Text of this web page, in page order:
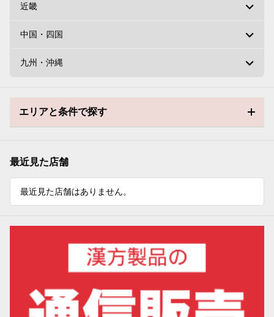
近畿
中国・四国
九州・沖縄
エリアと条件で探す
最近見た店舗
最近見た店舗はありません。